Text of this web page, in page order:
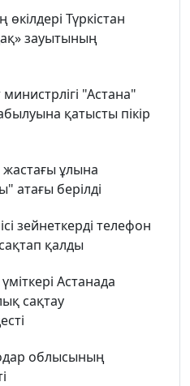
Түркістан
зауытының
"Астана"
қатысты пікір
ұлына
атағы берілді
зейнеткерді телефон
қалды
Астанада
сақтау
облысының